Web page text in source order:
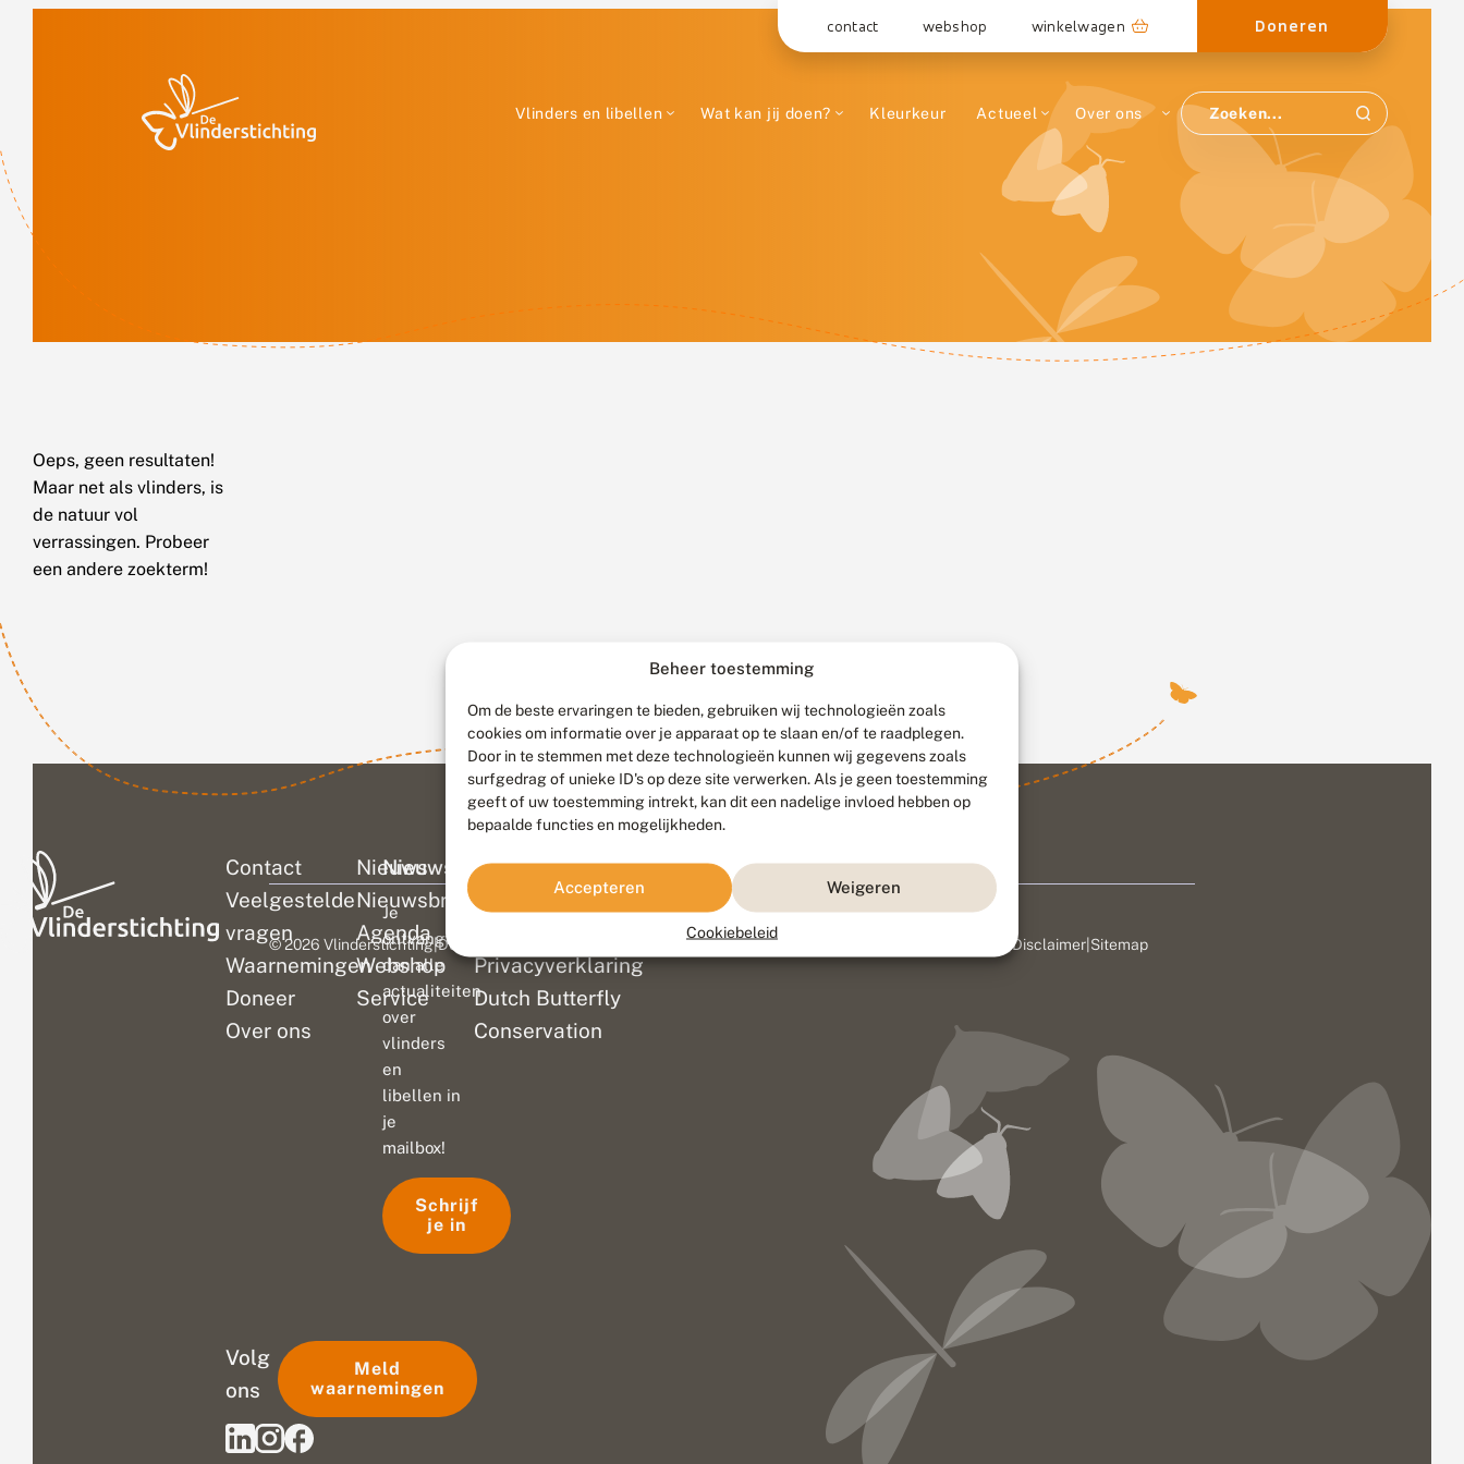
Beheer toestemming
Om de beste ervaringen te bieden, gebruiken wij technologieën zoals
cookies om informatie over je apparaat op te slaan en/of te raadplegen.
Door in te stemmen met deze technologieën kunnen wij gegevens zoals
surfgedrag of unieke ID's op deze site verwerken. Als je geen toestemming
geeft of uw toestemming intrekt, kan dit een nadelige invloed hebben op
bepaalde functies en mogelijkheden.
Accepteren Weigeren
Cookiebeleid
contact webshop winkelwagen Doneren
Vlinders en libellen Wat kan jij doen? Kleurkeur Actueel Over ons
Oeps, geen resultaten!
Maar net als vlinders, is
de natuur vol
verrassingen. Probeer
een andere zoekterm!
Contact
Veelgestelde
vragen
Waarnemingen
Doneer
Over ons
Nieuws
Nieuwsbrief
Agenda
Webshop
Service
Colofon
Disclaimer
Privacyverklaring
Dutch Butterfly
Conservation
Nieuwsbrief
Je
ontvangt
dan alle
actualiteiten
over
vlinders
en
libellen in
je
mailbox!
Schrijf
je in
Volg
ons
Meld
waarnemingen
© 2026 Vlinderstichting|Duurzaam ontwikkeld door Go2People, ontworpen door Disclaimer Sitemap